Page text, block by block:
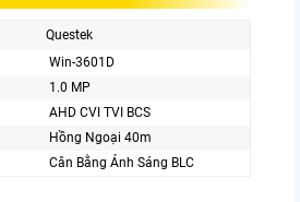
Questek
Win-3601D
1.0 MP
AHD CVI TVI BCS
Hồng Ngoại 40m
Cân Bằng Ánh Sáng BLC